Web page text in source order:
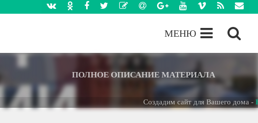
МЕНЮ
ПОЛНОЕ ОПИСАНИЕ МАТЕРИАЛА
Создадим сайт для Вашего дома -